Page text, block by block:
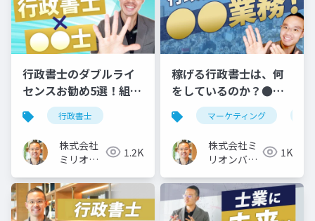
行政書士のダブルライ
センスお勧め5選！組み
合わせるなら、この資
格
行政書士
株式会社
ミリオン
1.2K
稼げる行政書士は、何
をしているのか？●●
業務がお勧めの理由
マーケティング
株式会社ミ
リオンバリ
1K